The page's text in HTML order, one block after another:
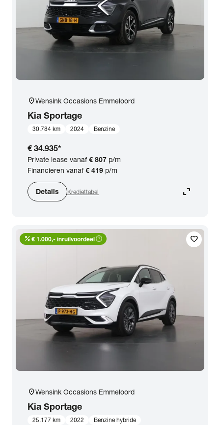
location_onWensink Occasions Emmeloord
Kia Sportage
30.784 km 2024 Benzine
€ 34.935*
Private lease vanaf€ 807 p/m
Financieren vanaf€ 419 p/m
Details Krediettabel expand_content
favorite
percent € 1.000,- inruilvoordeelhelp_outline
location_onWensink Occasions Emmeloord
Kia Sportage
25.177 km 2022 Benzine hybride